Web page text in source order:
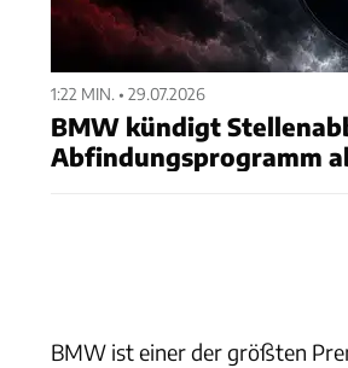
1:22 MIN. • 29.07.2026
BMW kündigt
Abfindungsprogramm
BMW ist einer der größten